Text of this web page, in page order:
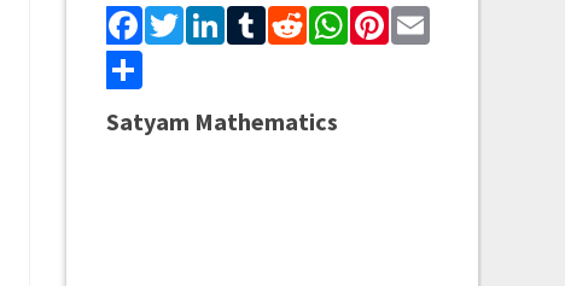
Facebook
Twitter
LinkedIn
Tumblr
Reddit
WhatsApp
Pinterest
Email
Share
Satyam Mathematics